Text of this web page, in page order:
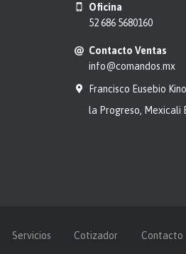
Oficina
52 686 5680160
Contacto Ventas
info@comandos.mx
Francisco Eusebio
la Progreso, Mexicali
Servicios Cotizador Contacto